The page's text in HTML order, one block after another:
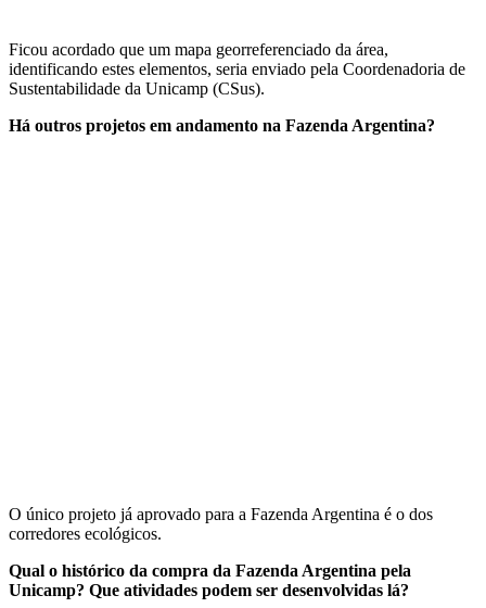
Ficou acordado que um mapa georreferenciado da área,
identificando estes elementos, seria enviado pela Coordenadoria de
Sustentabilidade da Unicamp (CSus).
Há outros projetos em andamento na Fazenda Argentina?
O único projeto já aprovado para a Fazenda Argentina é o dos
corredores ecológicos.
Qual o histórico da compra da Fazenda Argentina pela
Unicamp? Que atividades podem ser desenvolvidas lá?